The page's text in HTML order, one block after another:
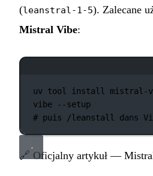
(leanstral-1-5). Zalecane
Mistral Vibe:
uv tool install
mistral-
vibe
--setup
# puis /leanstall dans
🔗 Oficjalny artykuł —